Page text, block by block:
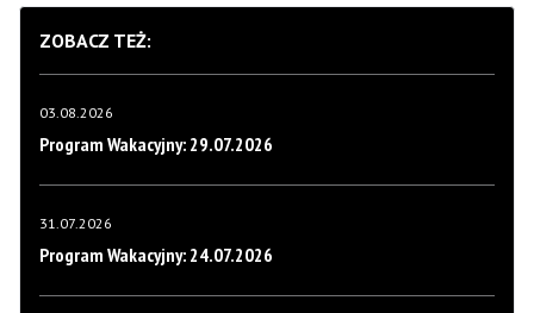
ZOBACZ TEŻ:
03.08.2026
Program Wakacyjny: 29.07.2026
31.07.2026
Program Wakacyjny: 24.07.2026